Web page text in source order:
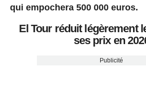
qui empochera 500 000 euros.
El Tour réduit légèrement
ses prix en
Publicité